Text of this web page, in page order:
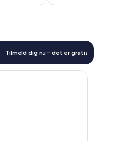
anmeldelser
Tilmeld dig nu – det er gratis